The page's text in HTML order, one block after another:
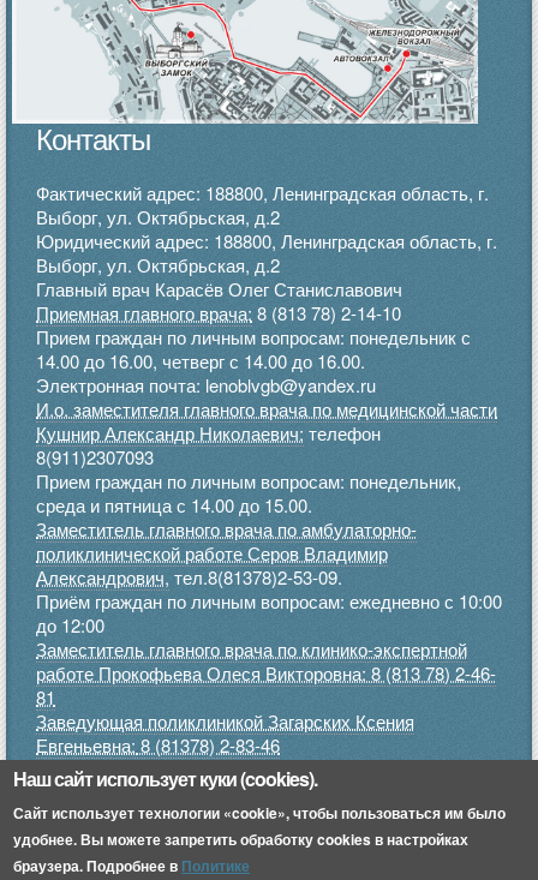
Контакты
Фактический адрес: 188800, Ленинградская область, г.
Выборг, ул. Октябрьская, д.2
Юридический адрес: 188800, Ленинградская область, г.
Выборг, ул. Октябрьская, д.2
Главный врач Карасёв Олег Станиславович
Приемная главного врача: 8 (813 78) 2-14-10
Прием граждан по личным вопросам: понедельник с
14.00 до 16.00, четверг с 14.00 до 16.00.
Электронная почта: lenoblvgb@yandex.ru
И.о. заместителя главного врача по медицинской части
Кушнир Александр Николаевич: телефон
8(911)2307093
Прием граждан по личным вопросам: понедельник,
среда и пятница с 14.00 до 15.00.
Заместитель главного врача по амбулаторно-
поликлинической работе Серов Владимир
Александрович, тел.8(81378)2-53-09.
Приём граждан по личным вопросам: ежедневно с 10:00
до 12:00
Заместитель главного врача по клинико-экспертной
работе Прокофьева Олеся Викторовна: 8 (813 78) 2-46-
81
Заведующая поликлиникой Загарских Ксения
Евгеньевна: 8 (81378) 2-83-46
Прием граждан по личным вопросам: понедельник,
среда, пятница с 9.00 до 12.00, четверг с 15.00 до 17.00
.
Приемное отделение:8 (813 78) 2-45-52
Наш сайт использует куки (cookies).
Сайт использует технологии «cookie», чтобы пользоваться им было
удобнее. Вы можете запретить обработку cookies в настройках
браузера. Подробнее в Политике